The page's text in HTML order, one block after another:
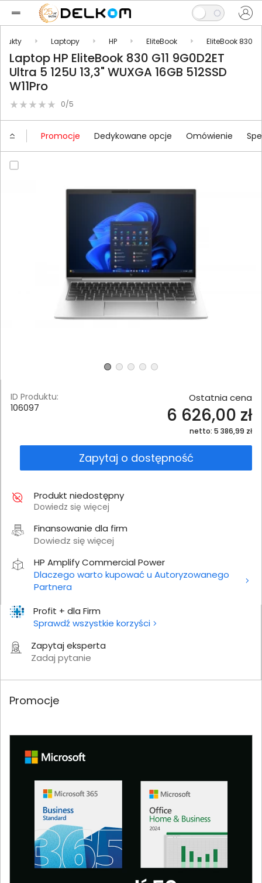
Laptopy HP EliteBook EliteBook 830
Laptop HP EliteBook 830 G11 9G0D2ET
Ultra 5 125U 13,3" WUXGA 16GB 512SSD
W11Pro
0/5
Promocje Dedykowane opcje Omówienie
Profit + dla Firm
Sprawdź wszystkie korzyści
Zapytaj eksperta
Zadaj pytanie
ID Produktu:
106097
Ostatnia cena
6 626,00 zł
netto: 5 386,99 zł
Zapytaj o dostępność
Produkt niedostępny
Dowiedz się więcej
Finansowanie dla firm
Dowiedz się więcej
HP Amplify Commercial Power
Dlaczego warto kupować u Autoryzowanego
Partnera
Promocje